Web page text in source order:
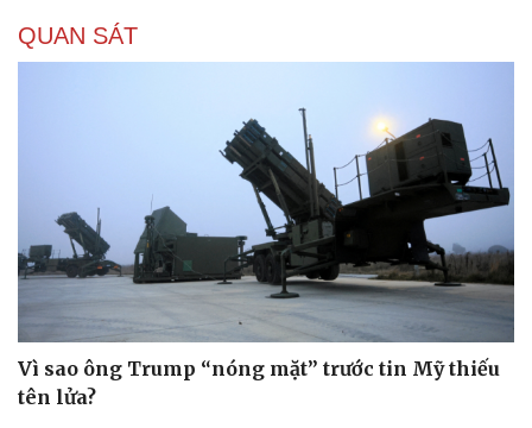
QUAN SÁT
Vì sao ông Trump “nóng mặt” trước tin Mỹ thiếu
tên lửa?